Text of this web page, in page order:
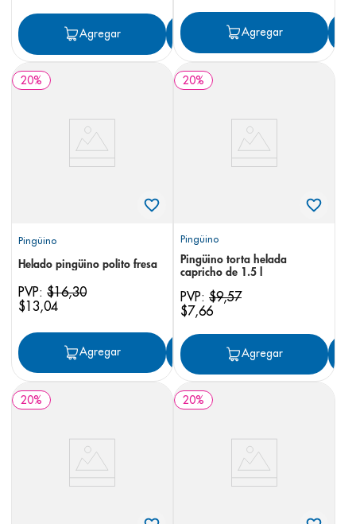
Agregar Agregar
Agregar
20%
Pingüino
Helado pingüino polito fresa
PVP: $16,30
$13,04
Agregar Agregar
20%
Pingüino
Pingüino torta helada
capricho de 1.5 l
PVP: $9,57
$7,66
Agregar
20% 20%